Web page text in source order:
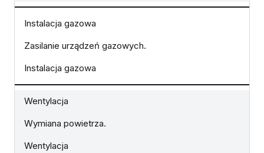
Instalacja gazowa
Zasilanie urządzeń gazowych.
Instalacja gazowa
Wentylacja
Wymiana powietrza.
Wentylacja